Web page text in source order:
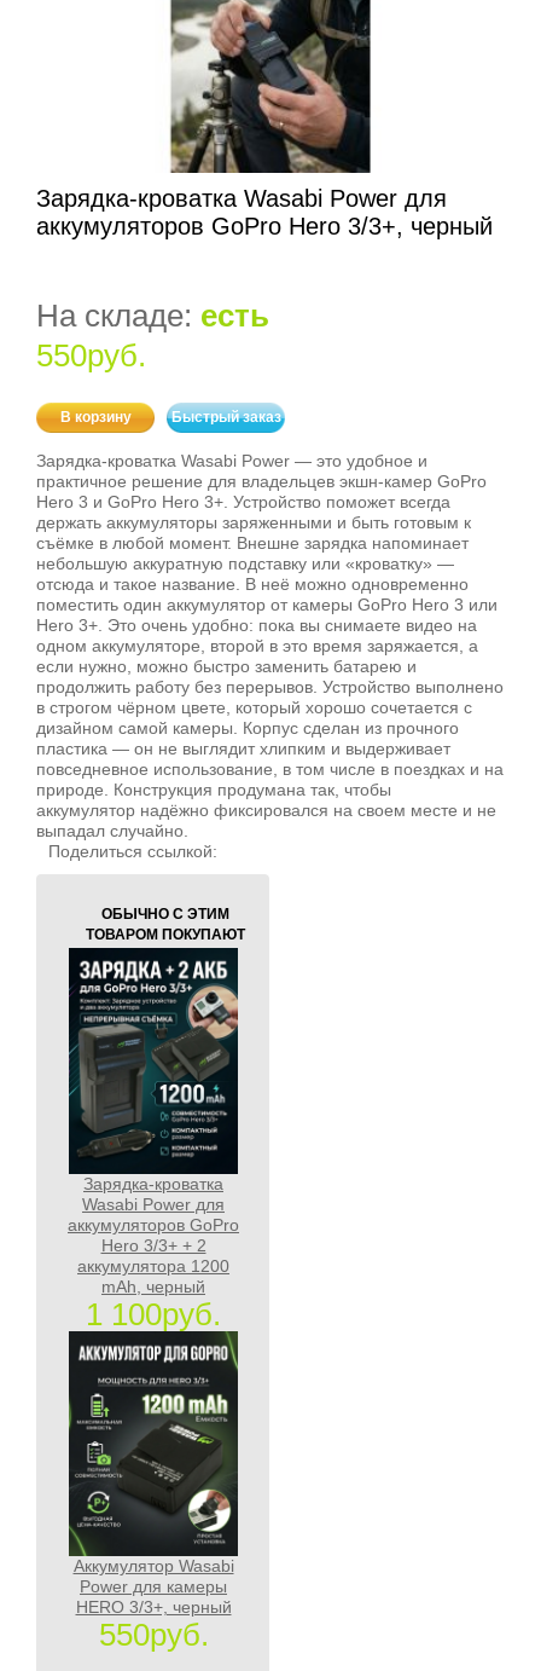
Зарядка-кроватка Wasabi Power для
аккумуляторов GoPro Hero 3/3+, черный
На складе: есть
550руб.
В корзину Быстрый заказ
Зарядка‑кроватка Wasabi Power — это удобное и
практичное решение для владельцев экшн‑камер GoPro
Hero 3 и GoPro Hero 3+. Устройство поможет всегда
держать аккумуляторы заряженными и быть готовым к
съёмке в любой момент. Внешне зарядка напоминает
небольшую аккуратную подставку или «кроватку» —
отсюда и такое название. В неё можно одновременно
поместить один аккумулятор от камеры GoPro Hero 3 или
Hero 3+. Это очень удобно: пока вы снимаете видео на
одном аккумуляторе, второй в это время заряжается, а
если нужно, можно быстро заменить батарею и
продолжить работу без перерывов. Устройство выполнено
в строгом чёрном цвете, который хорошо сочетается с
дизайном самой камеры. Корпус сделан из прочного
пластика — он не выглядит хлипким и выдерживает
повседневное использование, в том числе в поездках и на
природе. Конструкция продумана так, чтобы
аккумулятор надёжно фиксировался на своем месте и не
выпадал случайно.
Поделиться ссылкой:
ОБЫЧНО С ЭТИМ
ТОВАРОМ ПОКУПАЮТ
Зарядка-кроватка
Wasabi Power для
аккумуляторов GoPro
Hero 3/3+ + 2
аккумулятора 1200
mAh, черный
1 100руб.
Аккумулятор Wasabi
Power для камеры
HERO 3/3+, черный
550руб.